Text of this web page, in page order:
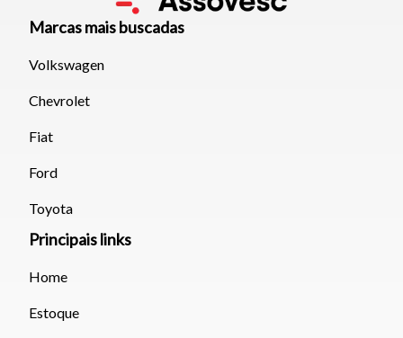
Marcas mais buscadas
Volkswagen
Chevrolet
Fiat
Ford
Toyota
Principais links
Home
Estoque